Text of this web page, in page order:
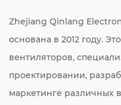
Zhejiang Qinlang
основана в 2012 году.
вентиляторов,
проектировании,
маркетинге различных